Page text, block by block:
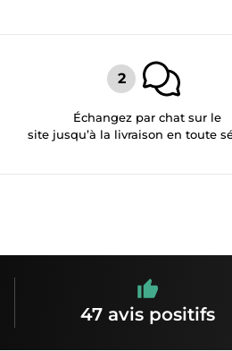
Échangez par chat sur le
site jusqu’à la livraison en toute
47 avis positifs